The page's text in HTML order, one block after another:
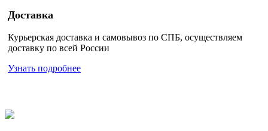
Доставка
Курьерская доставка и самовывоз по СПБ, осуществляем
доставку по всей России
Узнать подробнее